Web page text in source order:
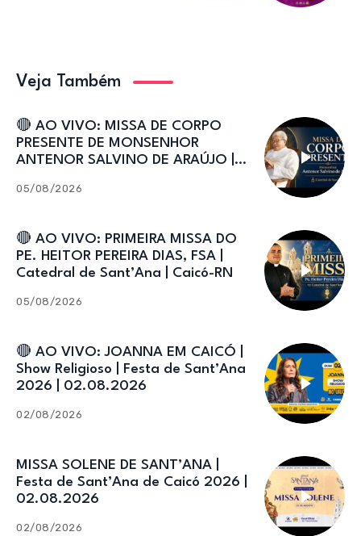
Veja Também
🔴 AO VIVO: MISSA DE CORPO
PRESENTE DE MONSENHOR
ANTENOR SALVINO DE ARAÚJO |
05/08/2026
🔴 AO VIVO: PRIMEIRA MISSA DO
PE. HEITOR PEREIRA DIAS, FSA |
Catedral de Sant’Ana | Caicó-RN
05/08/2026
🔴 AO VIVO: JOANNA EM CAICÓ |
Show Religioso | Festa de Sant’Ana
2026 | 02.08.2026
02/08/2026
MISSA SOLENE DE SANT’ANA |
Festa de Sant’Ana de Caicó 2026 |
02.08.2026
02/08/2026